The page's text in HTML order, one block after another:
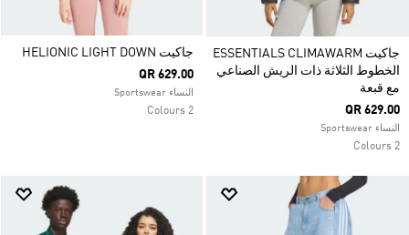
جاكيت ESSENTIALS CLIMAWARM
الخطوط الثلاثة ذات الريش الصناعي
مع قبعة
QR 629.00
النساء Sportswear
2 Colours
جاكيت HELIONIC LIGHT DOWN
QR 629.00
النساء Sportswear
2 Colours